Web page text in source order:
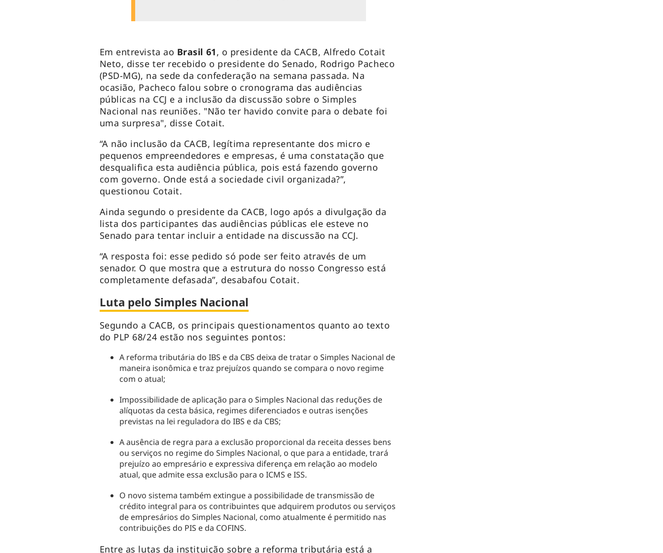
Em entrevista ao Brasil 61, o presidente da CACB, Alfredo Cotait
Neto, disse ter recebido o presidente do Senado, Rodrigo Pacheco
(PSD-MG), na sede da confederação na semana passada. Na
ocasião, Pacheco falou sobre o cronograma das audiências
públicas na CCJ e a inclusão da discussão sobre o Simples
Nacional nas reuniões. "Não ter havido convite para o debate foi
uma surpresa", disse Cotait.
“A não inclusão da CACB, legítima representante dos micro e
pequenos empreendedores e empresas, é uma constatação que
desqualifica esta audiência pública, pois está fazendo governo
com governo. Onde está a sociedade civil organizada?”,
questionou Cotait.
Ainda segundo o presidente da CACB, logo após a divulgação da
lista dos participantes das audiências públicas ele esteve no
Senado para tentar incluir a entidade na discussão na CCJ.
“A resposta foi: esse pedido só pode ser feito através de um
senador. O que mostra que a estrutura do nosso Congresso está
completamente defasada”, desabafou Cotait.
Luta pelo Simples Nacional
Segundo a CACB, os principais questionamentos quanto ao texto
do PLP 68/24 estão nos seguintes pontos:
A reforma tributária do IBS e da CBS deixa de tratar o Simples Nacional de
maneira isonômica e traz prejuízos quando se compara o novo regime
com o atual;
Impossibilidade de aplicação para o Simples Nacional das reduções de
alíquotas da cesta básica, regimes diferenciados e outras isenções
previstas na lei reguladora do IBS e da CBS;
A ausência de regra para a exclusão proporcional da receita desses bens
ou serviços no regime do Simples Nacional, o que para a entidade, trará
prejuízo ao empresário e expressiva diferença em relação ao modelo
atual, que admite essa exclusão para o ICMS e ISS.
O novo sistema também extingue a possibilidade de transmissão de
crédito integral para os contribuintes que adquirem produtos ou serviços
de empresários do Simples Nacional, como atualmente é permitido nas
contribuições do PIS e da COFINS.
Entre as lutas da instituição sobre a reforma tributária está a